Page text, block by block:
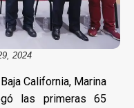
2024
California, Marina
las primeras 65